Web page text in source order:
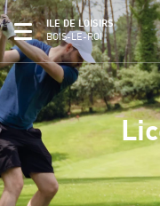
ILE DE LOISIRS
BOIS-LE-ROI